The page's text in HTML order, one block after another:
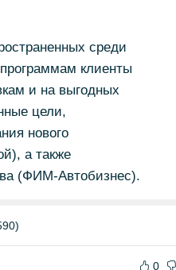
среди
клиенты
и на выгодных
цели,
нового
а также
(ФИМ-Автобизнес).
0